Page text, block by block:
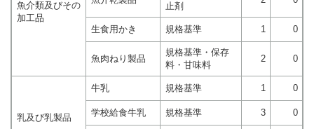
魚介類及びその
加工品
止剤
生食用かき 規格基準 1 0
魚肉ねり製品
規格基準・保存
料・甘味料
2 0
乳及び乳製品
牛乳 規格基準 1 0
学校給食牛乳 規格基準 3 0